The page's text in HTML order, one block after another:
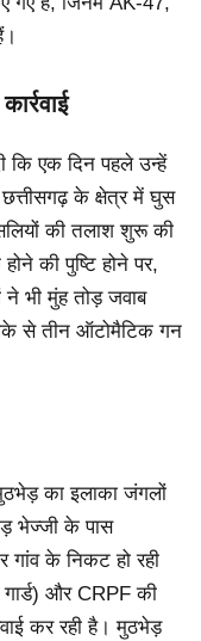
कि एक दिन पहले उन्हें
के क्षेत्र में घुस
की तलाश शुरू की
की पुष्टि होने पर,
भी मुंह तोड़ जवाब
से तीन ऑटोमैटिक गन
का इलाका जंगलों
भेज्जी के पास
गांव के निकट हो रही
और CRPF की
कर रही है। मुठभेड़